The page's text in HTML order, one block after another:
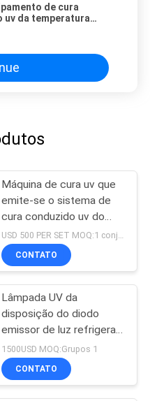
de cura
uv da temperatura
Máquina de cura uv que
emite-se o sistema de
cura conduzido uv do
poder superior do
comprimento de onda
395nm do tamanho
USD 500 PER SET MOQ:1 conjunto
CONTATO
Lâmpada UV da
disposição do diodo
emissor de luz refrigerar
de água 180*15mm
15W/CM2 395nm
1500USD MOQ:Grupos 1
CONTATO